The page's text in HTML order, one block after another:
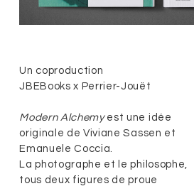
Un coproduction
JBEBooks x Perrier-Jouët
Modern Alchemyest une idée
originale de Viviane Sassen et
Emanuele Coccia.
La photographe et le philosophe,
tous deux figures de proue